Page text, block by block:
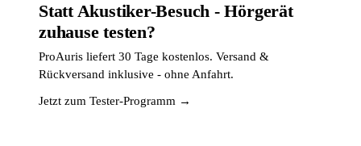
Statt Akustiker-Besuch - Hörgerät
zuhause testen?
ProAuris liefert 30 Tage kostenlos. Versand &
Rückversand inklusive - ohne Anfahrt.
Jetzt zum Tester-Programm →